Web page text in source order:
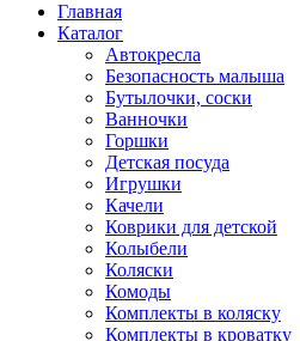
Главная
Каталог
Автокресла
Безопасность малыша
Бутылочки, соски
Ванночки
Горшки
Детская посуда
Игрушки
Качели
Коврики для детской
Колыбели
Коляски
Комоды
Комплекты в коляску
Комплекты в кроватку